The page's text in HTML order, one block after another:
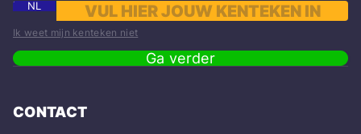
NL
Ik weet mijn kenteken niet
Ga verder
CONTACT